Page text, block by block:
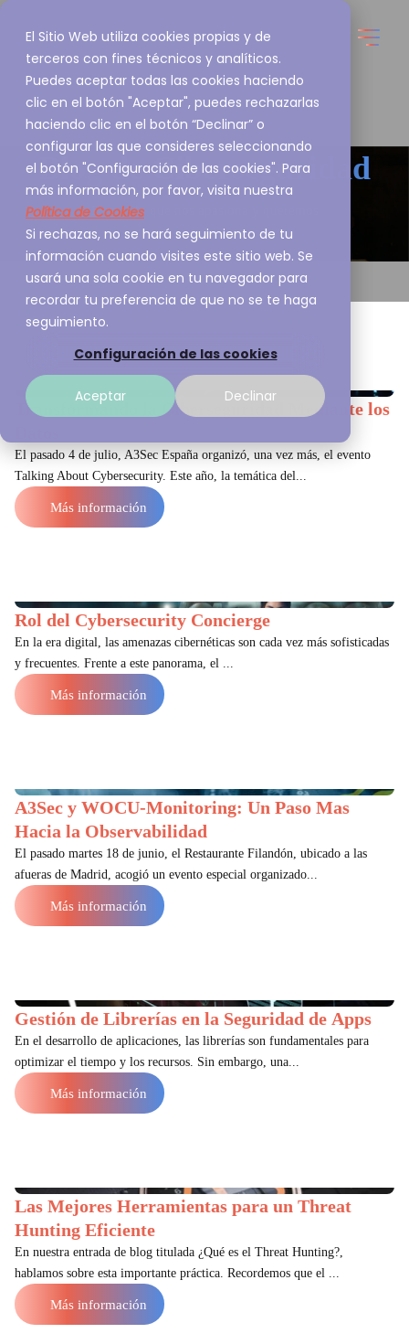
El Sitio Web utiliza cookies propias y de
terceros con fines técnicos y analíticos.
Puedes aceptar todas las cookies haciendo
clic en el botón "Aceptar", puedes rechazarlas
haciendo clic en el botón “Declinar” o
configurar las que consideres seleccionando
el botón "Configuración de las cookies". Para
más información, por favor, visita nuestra
Política de Cookies
Si rechazas, no se hará seguimiento de tu
información cuando visites este sitio web. Se
usará una sola cookie en tu navegador para
recordar tu preferencia de que no se te haga
seguimiento.
Configuración de las cookies
Aceptar Declinar
Blog deCiberseguridad
Esto es lo que nos apasiona y queremos
compartirlo contigo
Transformando la Ciberseguridad Mediante los
El pasado 4 de julio, A3Sec España organizó, una vez más, el evento
Talking About Cybersecurity. Este año, la temática del...
Más información
Rol del Cybersecurity Concierge
En la era digital, las amenazas cibernéticas son cada vez más sofisticadas
y frecuentes. Frente a este panorama, el ...
Más información
A3Sec y WOCU-Monitoring: Un Paso Mas
Hacia la Observabilidad
El pasado martes 18 de junio, el Restaurante Filandón, ubicado a las
afueras de Madrid, acogió un evento especial organizado...
Más información
Gestión de Librerías en la Seguridad de Apps
En el desarrollo de aplicaciones, las librerías son fundamentales para
optimizar el tiempo y los recursos. Sin embargo, una...
Más información
Las Mejores Herramientas para un Threat
Hunting Eficiente
En nuestra entrada de blog titulada ¿Qué es el Threat Hunting?,
hablamos sobre esta importante práctica. Recordemos que el ...
Más información